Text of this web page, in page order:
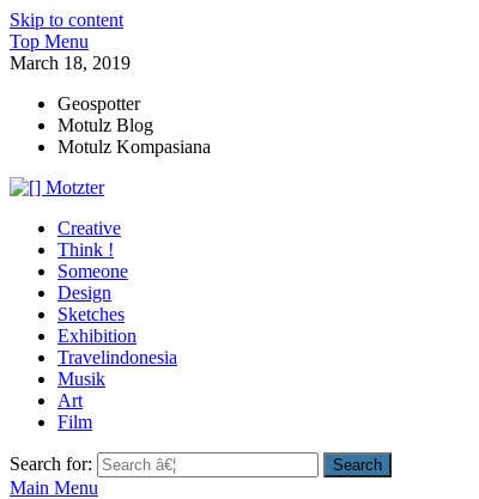
Skip to content
Top Menu
March 18, 2019
Geospotter
Motulz Blog
Motulz Kompasiana
[] Motzter
Cerita Ide Kreatif
Creative
Think !
Someone
Design
Sketches
Exhibition
Travelindonesia
Musik
Art
Film
Search for:
Main Menu